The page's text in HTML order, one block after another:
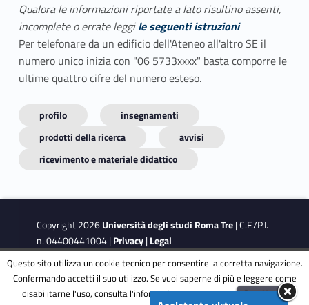
Qualora le informazioni riportate a lato risultino assenti,
incomplete o errate leggile seguenti istruzioni
Per telefonare da un edificio dell'Ateneo all'altro SE il
numero unico inizia con "06 5733xxxx" basta comporre le
ultime quattro cifre del numero esteso.
profilo
insegnamenti
prodotti della ricerca
avvisi
ricevimento e materiale didattico
Copyright 2026Università degli studi Roma Tre| C.F./P.I.
n. 04400441004 |Privacy|Legal
Notes|Accessibility Accessibility Target
This site is protected by reCAPTCHA and the GooglePrivacy
Questo sito utilizza un cookie tecnico per consentire la corretta navigazione.
Confermando accetti il suo utilizzo. Se vuoi saperne di più e leggere come
disabilitarne l'uso, consulta l'informativa estesa.ENG
Accetta